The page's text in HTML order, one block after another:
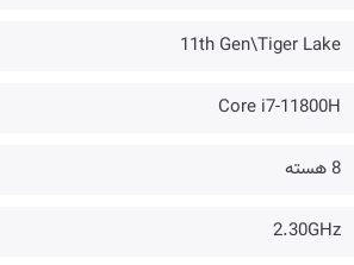
11th Gen\Tiger Lake
Core i7-11800H
8 هسته
2.30GHz